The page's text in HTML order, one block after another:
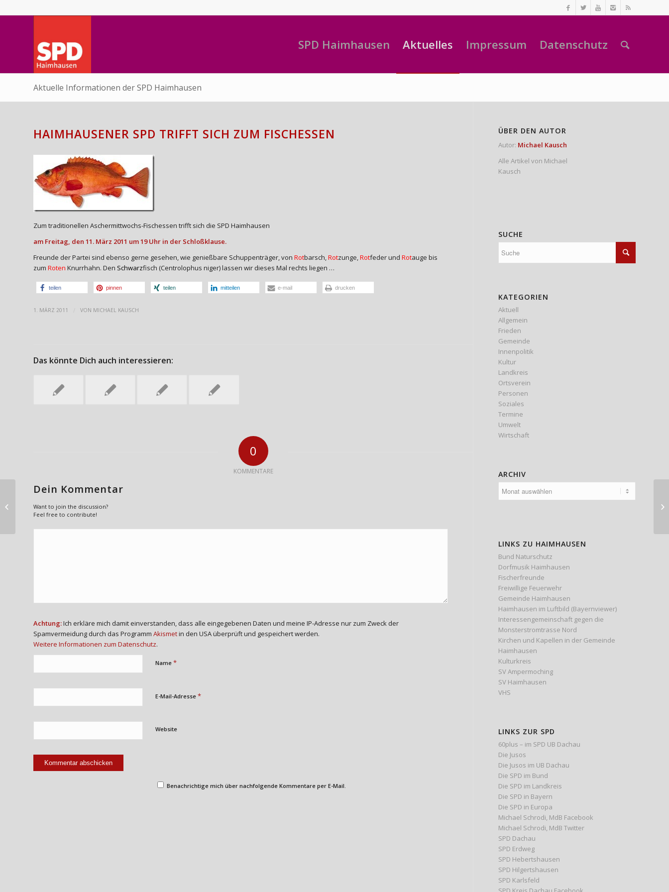
SPD Haimhausen Aktuelles Impressum Datenschutz
Aktuelle Informationen der SPD Haimhausen
HAIMHAUSENER SPD TRIFFT SICH ZUM FISCHESSEN
Zum traditionellen Aschermittwochs-Fischessen trifft sich die SPD Haimhausen
am Freitag, den 11. März 2011 um 19 Uhr in der Schloßklause.
Freunde der Partei sind ebenso gerne gesehen, wie genießbare Schuppenträger, von Rotbarsch,Rotzunge,Rotfeder und Rotauge bis
zum Roten Knurrhahn. Den Schwarzfisch (Centrolophus niger) lassen wir dieses Mal rechts liegen …
teilen pinnen teilen mitteilen e-mail drucken
1. MÄRZ 2011 VON MICHAEL KAUSCH
Das könnte Dich auch interessieren:
0
KOMMENTARE
Dein Kommentar
Want to join the discussion?
Feel free to contribute!
Achtung:Ich erkläre mich damit einverstanden, dass alle eingegebenen Daten und meine IP-Adresse nur zum Zweck der
Spamvermeidung durch das Programm Akismetin den USA überprüft und gespeichert werden.
Weitere Informationen zum Datenschutz.
Name *
E-Mail-Adresse *
Website
Benachrichtige mich über nachfolgende Kommentare per E-Mail.
ÜBER DEN AUTOR
Autor: Michael Kausch
Alle Artikel von Michael
Kausch
SUCHE
KATEGORIEN
Aktuell
Allgemein
Frieden
Gemeinde
Innenpolitik
Kultur
Landkreis
Ortsverein
Personen
Soziales
Termine
Umwelt
Wirtschaft
ARCHIV
LINKS ZU HAIMHAUSEN
Bund Naturschutz
Dorfmusik Haimhausen
Fischerfreunde
Freiwillige Feuerwehr
Gemeinde Haimhausen
Haimhausen im Luftbild (Bayernviewer)
Interessengemeinschaft gegen die
Monsterstromtrasse Nord
Kirchen und Kapellen in der Gemeinde
Haimhausen
Kulturkreis
SV Ampermoching
SV Haimhausen
VHS
LINKS ZUR SPD
60plus – im SPD UB Dachau
Die Jusos
Die Jusos im UB Dachau
Die SPD im Bund
Die SPD im Landkreis
Die SPD in Bayern
Die SPD in Europa
Michael Schrodi, MdB Facebook
Michael Schrodi, MdB Twitter
SPD Dachau
SPD Erdweg
SPD Hebertshausen
SPD Hilgertshausen
SPD Karlsfeld
der Hauptstraße in Haimhausen